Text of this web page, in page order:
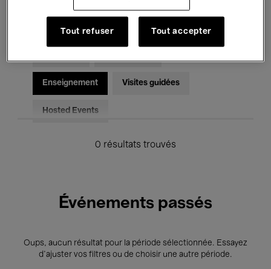
Enseignement Visites guidées
Hosted Events
0 résultats trouvés
Événements passés
Oups, aucun résultat pour la période sélectionnée. Essayez
d’ajuster vos filtres ou de choisir une autre période.
Tout refuser Tout accepter